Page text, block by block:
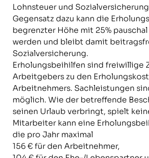
Lohnsteuer und
Gegensatz dazu kann die
begrenzter Höhe mit 25%
werden und bleibt damit
Sozialversicherung.
Erholungsbeihilfen sind freiwillige
Arbeitgebers zu den
Arbeitnehmers. Sachleistungen
möglich. Wie der betreffende
seinen Urlaub verbringt, spielt
Mitarbeiter kann eine
die pro Jahr maximal
156 € für den Arbeitnehmer,